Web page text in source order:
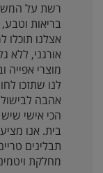
רשת על
בריאות
אצלנו תוכלו
אורגני, ללא
מוצרי אפייה
לנו שתזכו
אהבה
הכי אישי
בית. אנו
תבלינים
מחלקת